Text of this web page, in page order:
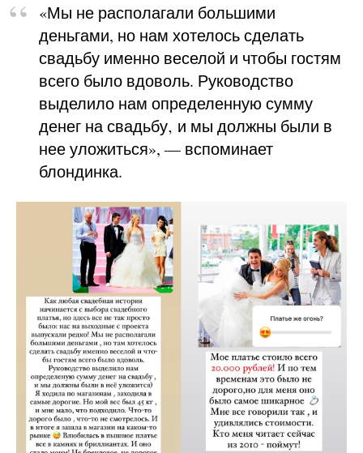
«Мы не располагали большими
деньгами, но нам хотелось сделать
свадьбу именно веселой и чтобы гостям
всего было вдоволь. Руководство
выделило нам определенную сумму
денег на свадьбу‚ и мы должны были в
нее уложиться», — вспоминает
блондинка.